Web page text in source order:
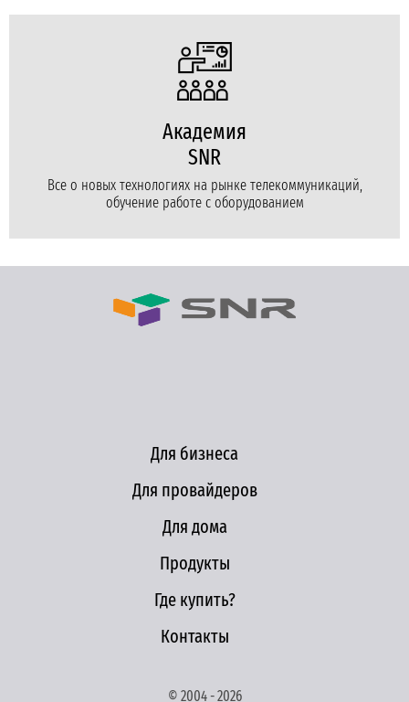
Академия
SNR
Все о новых технологиях на рынке телекоммуникаций,
обучение работе с оборудованием
Для бизнеса
Для провайдеров
Для дома
Продукты
Где купить?
Контакты
© 2004 - 2026